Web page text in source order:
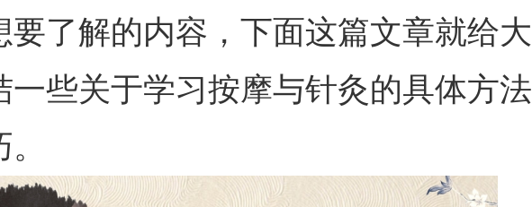
要了解的内容，下面这篇文章就给大
一些关于学习按摩与针灸的具体方法